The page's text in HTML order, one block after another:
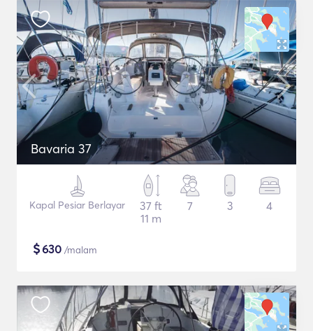
Bavaria 37
Kapal Pesiar Berlayar
37 ft
11 m
7 3 4
$630 /malam